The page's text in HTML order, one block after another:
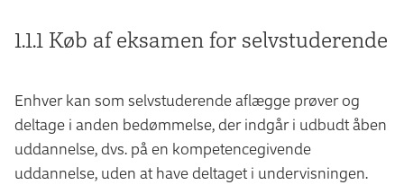
1.1.1 Køb af eksamen for selvstuderende
Enhver kan som selvstuderende aflægge prøver og
deltage i anden bedømmelse, der indgår i udbudt åben
uddannelse, dvs. på en kompetencegivende
uddannelse, uden at have deltaget i undervisningen.